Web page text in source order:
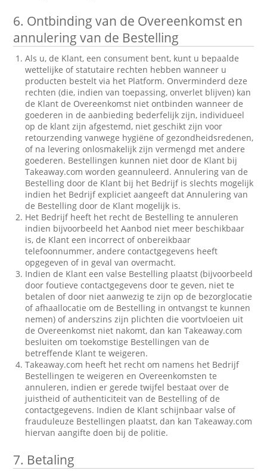
6. Ontbinding van de Overeenkomst en
annulering van de Bestelling
Als u, de Klant, een consument bent, kunt u bepaalde
wettelijke of statutaire rechten hebben wanneer u
producten bestelt via het Platform. Onverminderd deze
rechten (die, indien van toepassing, onverlet blijven) kan
de Klant de Overeenkomst niet ontbinden wanneer de
goederen in de aanbieding bederfelijk zijn, individueel
op de klant zijn afgestemd, niet geschikt zijn voor
retourzending vanwege hygiëne of gezondheidsredenen,
of na levering onlosmakelijk zijn vermengd met andere
goederen. Bestellingen kunnen niet door de Klant bij
Takeaway.com worden geannuleerd. Annulering van de
Bestelling door de Klant bij het Bedrijf is slechts mogelijk
indien het Bedrijf expliciet aangeeft dat Annulering van
de Bestelling door de Klant mogelijk is.
Het Bedrijf heeft het recht de Bestelling te annuleren
indien bijvoorbeeld het Aanbod niet meer beschikbaar
is, de Klant een incorrect of onbereikbaar
telefoonnummer, andere contactgegevens heeft
opgegeven of in geval van overmacht.
Indien de Klant een valse Bestelling plaatst (bijvoorbeeld
door foutieve contactgegevens door te geven, niet te
betalen of door niet aanwezig te zijn op de bezorglocatie
of afhaallocatie om de Bestelling in ontvangst te kunnen
nemen) of anderszins zijn plichten die voortvloeien uit
de Overeenkomst niet nakomt, dan kan Takeaway.com
besluiten om toekomstige Bestellingen van de
betreffende Klant te weigeren.
Takeaway.com heeft het recht om namens het Bedrijf
Bestellingen te weigeren en Overeenkomsten te
annuleren, indien er gerede twijfel bestaat over de
juistheid of authenticiteit van de Bestelling of de
contactgegevens. Indien de Klant schijnbaar valse of
frauduleuze Bestellingen plaatst, dan kan Takeaway.com
hiervan aangifte doen bij de politie.
7. Betaling